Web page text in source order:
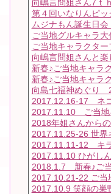
向嶋言問姐さん7
第４回いなりんピ
ムジナもん誕生日
ご当地グルキャラ
ご当地キャラクタ
向嶋言問姐さんと
新春♪ご当地キャラ
新春♪ご当地キャ
向島七福神めぐり
2017.12.16-17 ネ
2017.11.10 ご当地
2018年姐さんから
2017.11.25-26 世界
2017.11.11-12 キ
2017.11.10 ひがし
2018.1.7 新春♪ご
2017.10.21-22 ご当
2017.10.9 笑顔の